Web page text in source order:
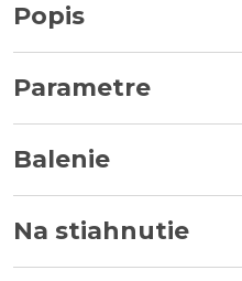
Popis
Parametre
Balenie
Na stiahnutie